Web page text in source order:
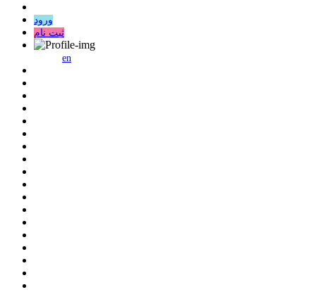
ورود
ثبت نام
en